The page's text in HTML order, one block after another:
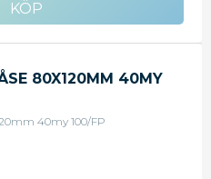
80X120MM 40MY
40my 100/FP